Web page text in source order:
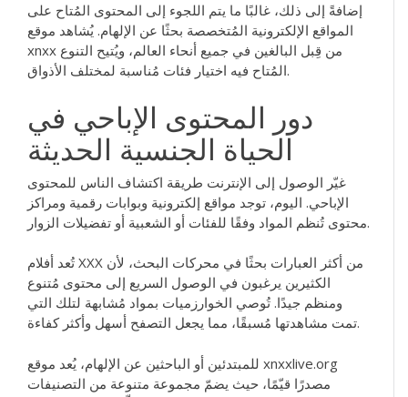
إضافةً إلى ذلك، غالبًا ما يتم اللجوء إلى المحتوى المُتاح على
المواقع الإلكترونية المُتخصصة بحثًا عن الإلهام. يُشاهد موقع
xnxx من قِبل البالغين في جميع أنحاء العالم، ويُتيح التنوع
المُتاح فيه اختيار فئات مُناسبة لمختلف الأذواق.
دور المحتوى الإباحي في
الحياة الجنسية الحديثة
غيّر الوصول إلى الإنترنت طريقة اكتشاف الناس للمحتوى
الإباحي. اليوم، توجد مواقع إلكترونية وبوابات رقمية ومراكز
محتوى تُنظم المواد وفقًا للفئات أو الشعبية أو تفضيلات الزوار.
تُعد أفلام XXX من أكثر العبارات بحثًا في محركات البحث، لأن
الكثيرين يرغبون في الوصول السريع إلى محتوى مُتنوع
ومنظم جيدًا. تُوصي الخوارزميات بمواد مُشابهة لتلك التي
تمت مشاهدتها مُسبقًا، مما يجعل التصفح أسهل وأكثر كفاءة.
xnxxlive.org
مصدرًا قيّمًا، حيث يضمّ مجموعة متنوعة من التصنيفات